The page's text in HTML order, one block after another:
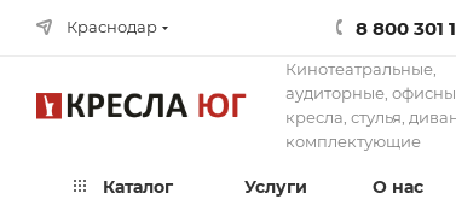
Краснодар 8 800 301
Кинотеатральные,
аудиторные,
кресла, стулья,
комплектующие
Каталог Услуги О нас